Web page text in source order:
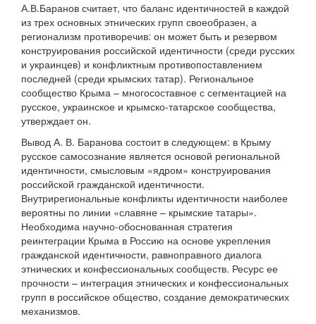
А.В.Баранов считает, что баланс идентичностей в каждой
из трех основных этнических групп своеобразен, а
регионализм противоречив: он может быть и резервом
конструирования российской идентичности (среди русских
и украинцев) и конфликтным противопоставлением
последней (среди крымских татар). Региональное
сообщество Крыма – многосоставное с сегментацией на
русское, украинское и крымско-татарское сообщества,
утверждает он.
Вывод А. В. Баранова состоит в следующем: в Крыму
русское самосознание является основой региональной
идентичности, смысловым «ядром» конструирования
российской гражданской идентичности.
Внутрирегиональные конфликты идентичности наиболее
вероятны по линии «славяне – крымские татары».
Необходима научно-обоснованная стратегия
реинтеграции Крыма в Россию на основе укрепления
гражданской идентичности, равноправного диалога
этнических и конфессиональных сообществ. Ресурс ее
прочности – интеграция этнических и конфессиональных
групп в российское общество, создание демократических
механизмов.